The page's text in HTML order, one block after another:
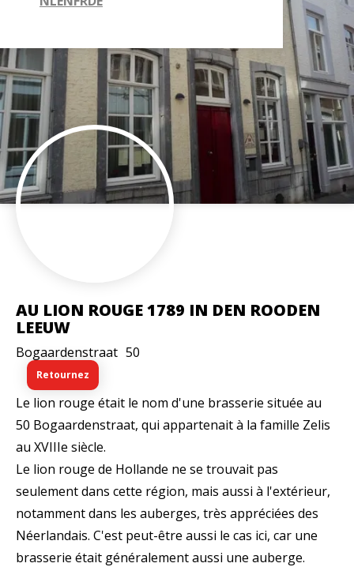
AU LION ROUGE 1789 IN DEN ROODEN
LEEUW
Bogaardenstraat 50
Retournez
Le lion rouge était le nom d'une brasserie située au
50 Bogaardenstraat, qui appartenait à la famille Zelis
au XVIIIe siècle.
Le lion rouge de Hollande ne se trouvait pas
seulement dans cette région, mais aussi à l'extérieur,
notamment dans les auberges, très appréciées des
Néerlandais. C'est peut-être aussi le cas ici, car une
brasserie était généralement aussi une auberge.